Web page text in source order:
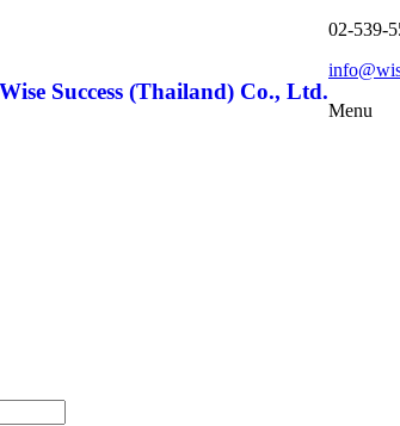
Wise Success (Thailand) Co., Ltd.
02-539-
Menu